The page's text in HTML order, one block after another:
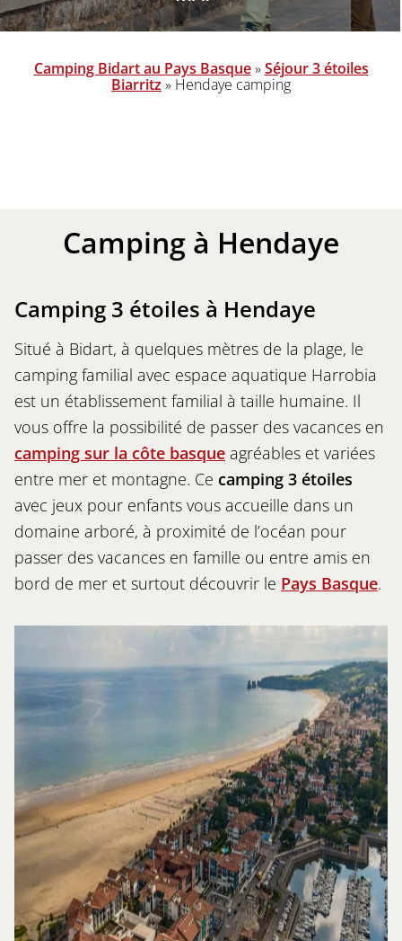
Camping Bidart au Pays Basque»Séjour 3 étoiles
Biarritz» Hendaye camping
Camping à Hendaye
Camping 3 étoiles à Hendaye
Situé à Bidart, à quelques mètres de la plage, le
camping familial avec espace aquatique Harrobia
est un établissement familial à taille humaine. Il
vous offre la possibilité de passer des vacances en
camping sur la côte basque agréables et variées
entre mer et montagne. Ce camping 3 étoiles
avec jeux pour enfants vous accueille dans un
domaine arboré, à proximité de l’océan pour
passer des vacances en famille ou entre amis en
bord de mer et surtout découvrir le Pays Basque.